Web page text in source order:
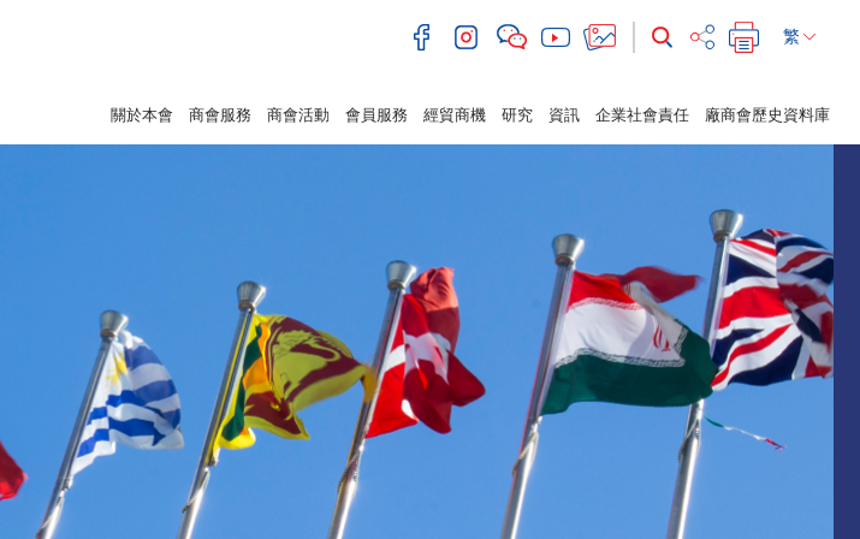
繁
關於本會 商會服務 商會活動 會員服務 經貿商機 研究 資訊 企業社會責任 廠商會歷史資料庫